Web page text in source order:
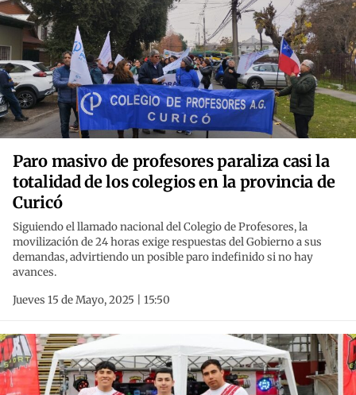
Paro masivo de profesores paraliza casi la
totalidad de los colegios en la provincia de
Curicó
Siguiendo el llamado nacional del Colegio de Profesores, la
movilización de 24 horas exige respuestas del Gobierno a sus
demandas, advirtiendo un posible paro indefinido si no hay
avances.
Jueves 15 de Mayo, 2025 | 15:50